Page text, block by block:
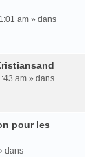
am » dans
am » dans
pour les
dans